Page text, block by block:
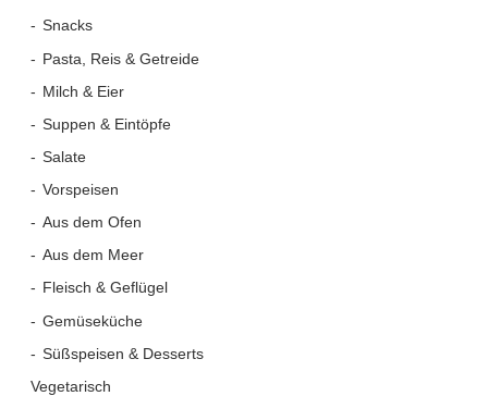
Snacks
Pasta, Reis & Getreide
Milch & Eier
Suppen & Eintöpfe
Salate
Vorspeisen
Aus dem Ofen
Aus dem Meer
Fleisch & Geflügel
Gemüseküche
Süßspeisen & Desserts
Vegetarisch